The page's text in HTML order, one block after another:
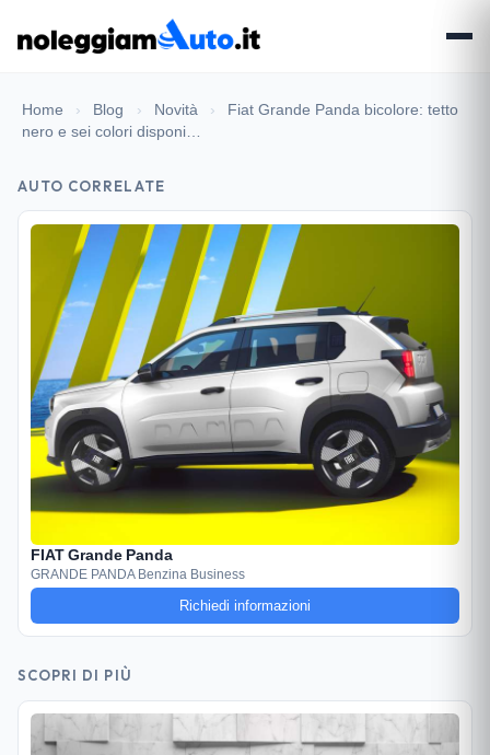
Home › Blog › Novità ›
Fiat Grande Panda bicolore: tetto
nero e sei colori disponi…
AUTO CORRELATE
FIAT Grande Panda
GRANDE PANDA Benzina Business
Richiedi informazioni
SCOPRI DI PIÙ